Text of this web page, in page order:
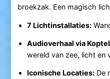
broekzak. Een magisch
7 Lichtinstallaties:
Audioverhaal via
wereld van zee, licht en
Iconische Locaties:De